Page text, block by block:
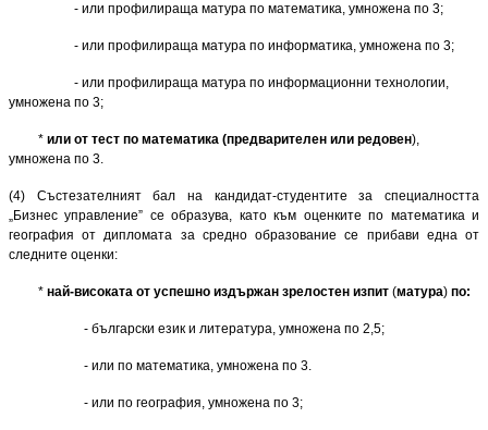
- или профилираща матура по математика, умножена по 3;
- или профилираща матура по информатика, умножена по 3;
- или профилираща матура по информационни технологии,
умножена по 3;
* или от тест по математика (предварителен или редовен),
умножена по 3.
(4) Състезателният бал на кандидат-студентите за специалността
„Бизнес управление” се образува, като към оценките по математика и
география от дипломата за средно образование се прибави една от
следните оценки:
* най-високата от успешно издържан зрелостен изпит (матура) по:
- български език и литература, умножена по 2,5;
- или по математика, умножена по 3.
- или по география, умножена по 3;